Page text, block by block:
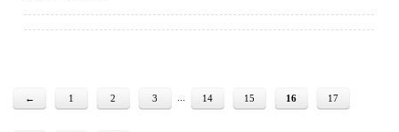
← 1 2 3 14 15 16 17